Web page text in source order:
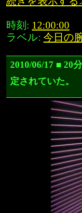
時刻: 12:00:00
ラベル: 今日の
2010/06/17 ■ 20
定されていた